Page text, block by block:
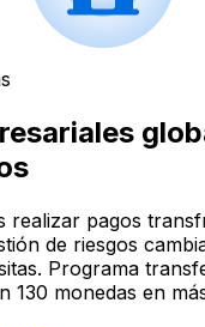
realizar pagos
de riesgos
Programa
130 monedas en